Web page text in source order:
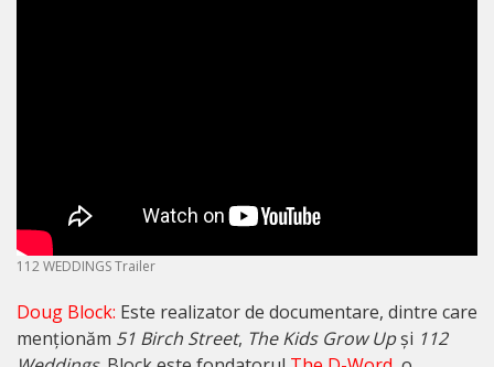
112 WEDDINGS Trailer
Doug Block: Este realizator de documentare, dintre care
menționăm 51 Birch Street, The Kids Grow Upși 112